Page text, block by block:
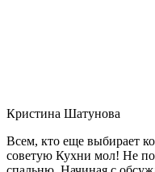
Кристина Шатунова
Всем, кто еще выбирает
советую Кухни мол! Не